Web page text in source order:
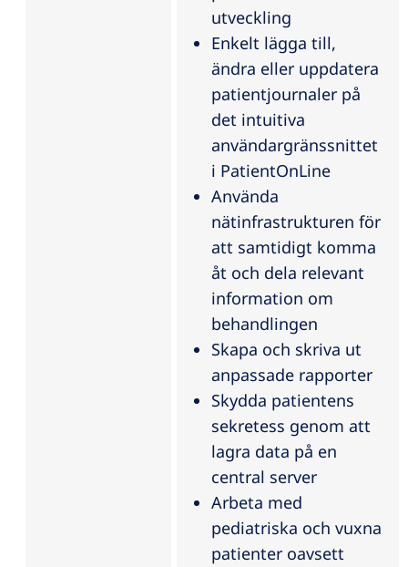
utveckling
Enkelt lägga till,
ändra eller uppdatera
patientjournaler på
det intuitiva
användargränssnittet
i PatientOnLine
Använda
nätinfrastrukturen för
att samtidigt komma
åt och dela relevant
information om
behandlingen
Skapa och skriva ut
anpassade rapporter
Skydda patientens
sekretess genom att
lagra data på en
central server
Arbeta med
pediatriska och vuxna
patienter oavsett